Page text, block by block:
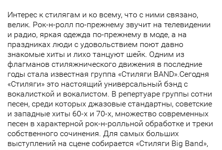
Интерес к стилягам и ко всему, что с ними связано,
велик. Рок-н-ролл по-прежнему звучит на телевидении
и радио, яркая одежда по-прежнему в моде, а на
праздниках люди с удовольствием поют давно
знакомые хиты и лихо танцуют шейк. Одним из
флагманов стиляжнического движения в последние
годы стала известная группа «Стиляги BAND».Сегодня
«Стиляги» это настоящий универсальный бэнд с
вокалисткой и вокалистом. В репертуаре группы сотни
песен, среди которых джазовые стандартны, советские
и западные хиты 60-х и 70-х, множество современных
песен в характерной рок-н-ролльной обработке и треки
собственного сочинения. Для самых больших
выступлений на сцене собирается «Стиляги Big Band»,